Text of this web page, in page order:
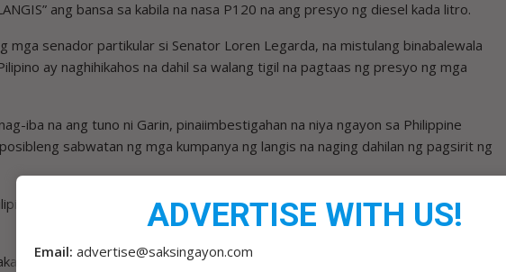
ang bansa sa kabila na nasa P120 na ang presyo ng diesel kada litro.
mga senador partikular si Senator Loren Legarda, na mistulang binabalewala
ay naghihikahos na dahil sa walang tigil na pagtaas ng presyo ng mga
iba na ang tuno ni Garin, pinaiimbestigahan na niya ngayon sa Philippine
sabwatan ng mga kumpanya ng langis na naging dahilan ng pagsirit ng
na ang pinaglilingkuran ni Garin ay ang oil companies sa halip na ang
may nahatiran na naman ng male-maletang pera mula sa malakihang patong
ADVERTISE WITH US!
Email: advertise@saksingayon.com